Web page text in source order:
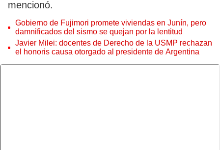
mencionó.
Gobierno de Fujimori promete viviendas en Junín, pero
damnificados del sismo se quejan por la lentitud
Javier Milei: docentes de Derecho de la USMP rechazan
el honoris causa otorgado al presidente de Argentina